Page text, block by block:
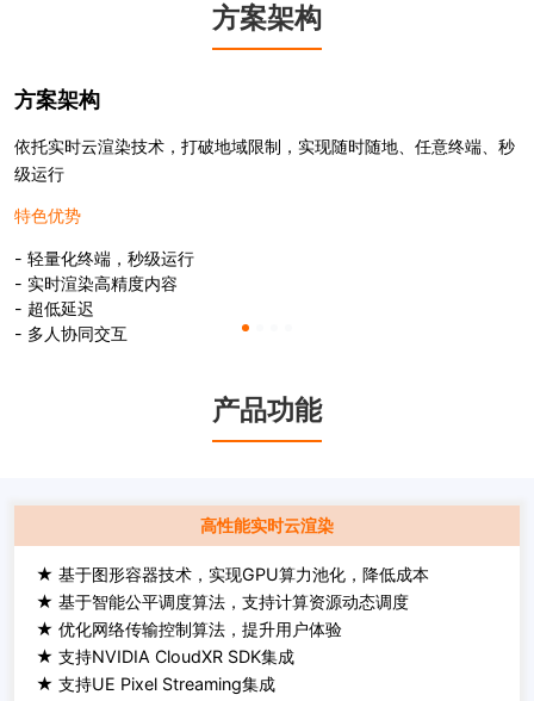
方案架构
方案架构
依托实时云渲染技术，打破地域限制，实现随时随地、任意终端、秒
级运行
特色优势
- 轻量化终端，秒级运行
- 实时渲染高精度内容
- 超低延迟
- 多人协同交互
产品功能
高性能实时云渲染
★ 基于图形容器技术，实现GPU算力池化，降低成本
★ 基于智能公平调度算法，支持计算资源动态调度
★ 优化网络传输控制算法，提升用户体验
★ 支持NVIDIA CloudXR SDK集成
★ 支持UE Pixel Streaming集成